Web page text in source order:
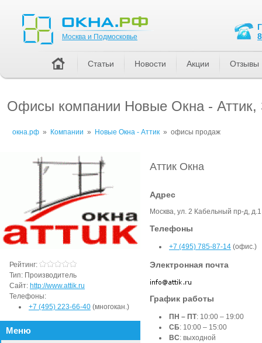
Офисы компании Новые Окна -
окна.рф » Компании » Новые Окна - Аттик » офисы продаж
Аттик Окна
Адрес
Москва, ул. 2 Кабельный пр-д,
Телефоны
+7 (495) 785-87-14 (офис.)
Электронная почта
График работы
ПН – ПТ: 10:00 – 19:00
СБ: 10:00 – 15:00
ВС: выходной
Рейтинг:
Тип: Производитель
Сайт: http://www.attik.ru
Телефоны:
+7 (495) 223-66-40 (многокан.)
Меню
Москва и Подмосковье
Статьи Новости Акции Отзывы